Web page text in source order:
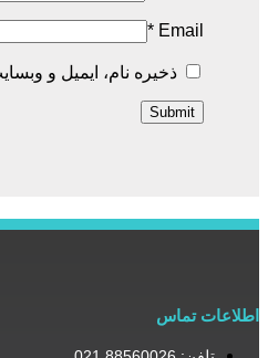
Email
*
ذخیره نام، ایمیل و
اطلاعات تماس